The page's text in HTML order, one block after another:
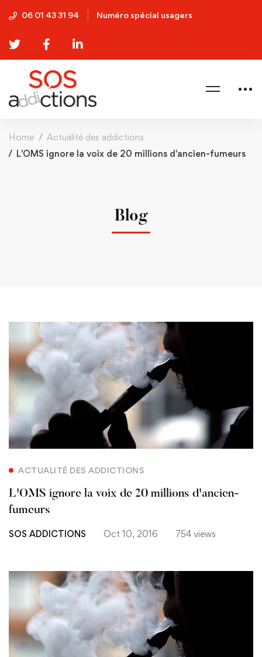
06 01 43 31 94 Numéro spécial usagers
Home
Actualité des addictions
L'OMS ignore la voix de 20 millions d'ancien-fumeurs
Blog
ACTUALITÉ DES ADDICTIONS
L'OMS ignore la voix de 20 millions d'ancien-
fumeurs
SOS ADDICTIONS Oct 10, 2016 754 views